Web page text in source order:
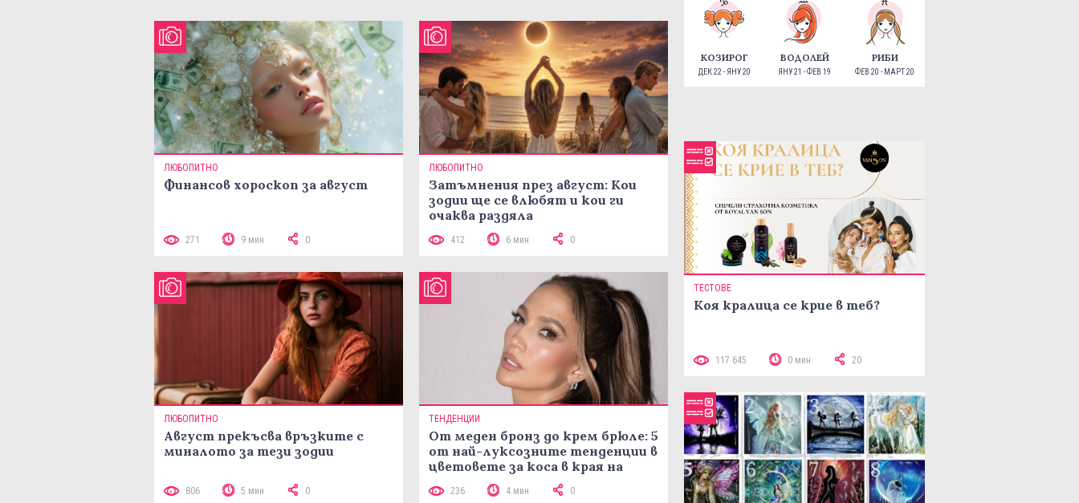
ЛЮБОПИТНО
Финансов хороскоп за август
271 9 мин 0
ЛЮБОПИТНО
Затъмнения през август: Кои
зодии ще се влюбят и кои ги
очаква раздяла
412 6 мин 0
ЛЮБОПИТНО
Август прекъсва връзките с
миналото за тези зодии
806 5 мин 0
ТЕНДЕНЦИИ
От меден бронз до крем брюле: 5
от най-луксозните тенденции в
цветовете за коса в края на
236 4 мин 0
КОЗИРОГ
ДЕК 22 - ЯНУ 20
ВОДОЛЕЙ
ЯНУ 21 - ФЕВ 19
РИБИ
ФЕВ 20 - МАРТ 20
ТЕСТОВЕ
Коя кралица се крие в теб?
117 645 0 мин 20